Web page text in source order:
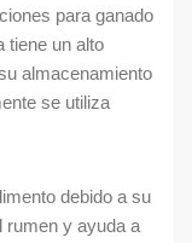
para ganado
tiene un alto
almacenamiento
se utiliza
debido a su
rumen y ayuda a